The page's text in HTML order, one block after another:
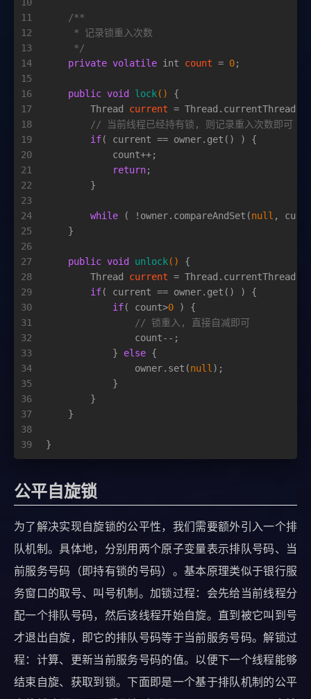
11
12
13
14
15
16
17
18
19
20
21
22
23
24
25
26
27
28
29
30
31
32
33
34
35
36
37
38
39
/**
     * 记录锁重入次数
     */
private volatile int count = 0;
public void lock()
{
Thread
current =
// 当前线程已经持有锁, 则记录重入次数即可
if( current == owner.get() ) {
            count++;
return;
        }
while ( !owner.compareAndSet(null ,
    }
public void unlock()
{
Thread
current =
if( current == owner.get() ) {
if( count>0 ) {
// 锁重入, 直接自减即可
                count--;
            }
else {
                owner.set(
null );
            }
        }
    }
}
公平自旋锁
为了解决实现自旋锁的公平性，我们需要额外引入一个排
队机制。具体地，分别用两个原子变量表示排队号码、当
前服务号码（即持有锁的号码）。基本原理类似于银行服
务窗口的取号、叫号机制。加锁过程：会先给当前线程分
配一个排队号码，然后该线程开始自旋。直到被它叫到号
才退出自旋，即它的排队号码等于当前服务号码。解锁过
程：计算、更新当前服务号码的值。以便下一个线程能够
结束自旋、获取到锁。下面即是一个基于排队机制的公平